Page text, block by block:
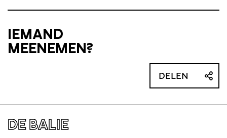
IEMAND
MEENEMEN?
DELEN
DE BALIE